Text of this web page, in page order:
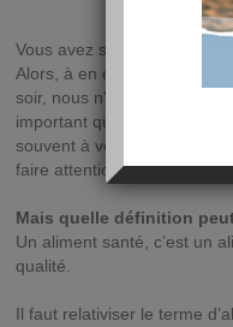
Vous avez sans doute déjà
Alors, à en écouter certains
soir, nous n’auront pas de
important que vous soyez
souvent à vendre du papier
faire attention à leur
Mais quelle définition
Un aliment santé, c’est un
qualité.
Il faut relativiser le terme